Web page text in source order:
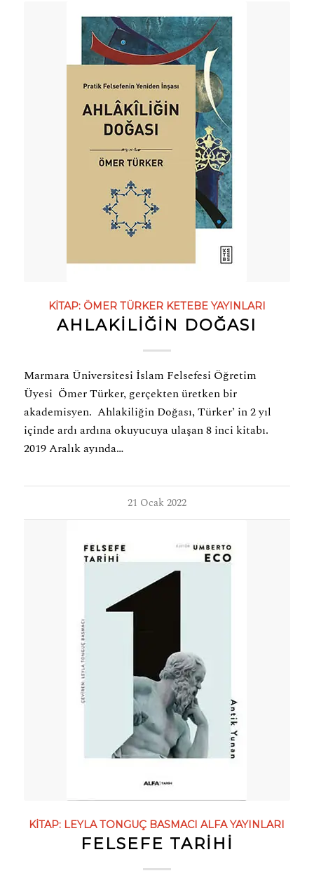
KITAP: ÖMER TÜRKER KETEBE YAYINLARI
AHLAKİLİĞİN DOĞASI
Marmara Üniversitesi İslam Felsefesi Öğretim
Üyesi Ömer Türker, gerçekten üretken bir
akademisyen. Ahlakiliğin Doğası, Türker’ in 2 yıl
içinde ardı ardına okuyucuya ulaşan 8 inci kitabı.
2019 Aralık ayında…
21 Ocak 2022
KITAP: LEYLA TONGUÇ BASMACI ALFA YAYINLARI
FELSEFE TARİHİ